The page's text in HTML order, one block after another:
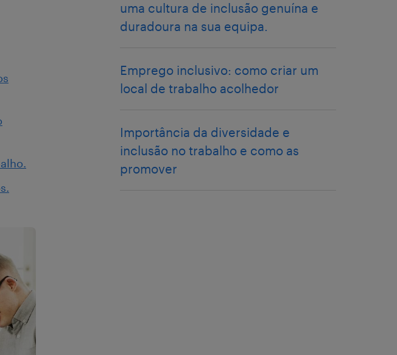
uma cultura de inclusão genuína e
duradoura na sua equipa.
Emprego inclusivo: como criar um
local de trabalho acolhedor
Importância da diversidade e
inclusão no trabalho e como as
promover